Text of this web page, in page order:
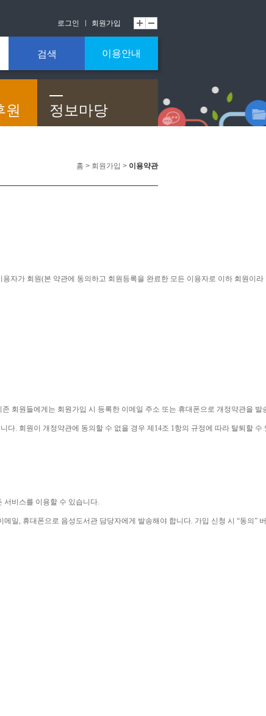
로그인 회원가입
검색 이용안내
원 정보마당
홈 > 회원가입 > 이용약관
용자가 회원(본 약관에 동의하고 회원등록을 완료한 모든 이용자로 이하 회원이라
회원들에게는 회원가입 시 등록한 이메일 주소 또는 휴대폰으로 개정약관을 발
다. 회원이 개정약관에 동의할 수 없을 경우 제 14조 1항의 규정에 따라 탈퇴할 수
서비스를 이용할 수 있습니다.
메일 , 휴대폰으로 음성도서관 담당자에게 발송해야 합니다. 가입 신청 시 “동의 ”